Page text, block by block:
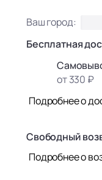
Ваш город:
Бесплатная
от 330 ₽
Подробнее о
Свободный
Подробнее о